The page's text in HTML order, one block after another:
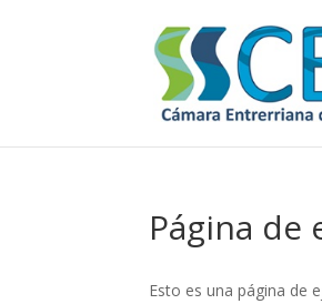
Página de
Esto es una página de